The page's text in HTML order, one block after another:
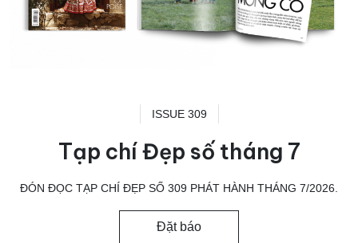
ISSUE 309
Tạp chí Đẹp số tháng 7
ĐÓN ĐỌC TẠP CHÍ ĐẸP SỐ 309 PHÁT HÀNH THÁNG 7/2026.
Đặt báo